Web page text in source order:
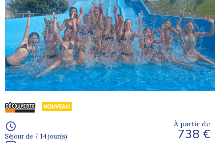
Séjour de 7, 14 jour(s)
À partir de
738 €